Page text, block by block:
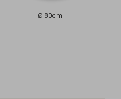
Ø 80cm